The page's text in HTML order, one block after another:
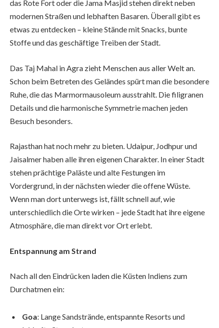
das Rote Fort oder die Jama Masjid stehen direkt neben
modernen Straßen und lebhaften Basaren. Überall gibt es
etwas zu entdecken – kleine Stände mit Snacks, bunte
Stoffe und das geschäftige Treiben der Stadt.
Das Taj Mahal in Agra zieht Menschen aus aller Welt an.
Schon beim Betreten des Geländes spürt man die besondere
Ruhe, die das Marmormausoleum ausstrahlt. Die filigranen
Details und die harmonische Symmetrie machen jeden
Besuch besonders.
Rajasthan hat noch mehr zu bieten. Udaipur, Jodhpur und
Jaisalmer haben alle ihren eigenen Charakter. In einer Stadt
stehen prächtige Paläste und alte Festungen im
Vordergrund, in der nächsten wieder die offene Wüste.
Wenn man dort unterwegs ist, fällt schnell auf, wie
unterschiedlich die Orte wirken – jede Stadt hat ihre eigene
Atmosphäre, die man direkt vor Ort erlebt.
Entspannung am Strand
Nach all den Eindrücken laden die Küsten Indiens zum
Durchatmen ein:
Goa: Lange Sandstrände, entspannte Resorts und